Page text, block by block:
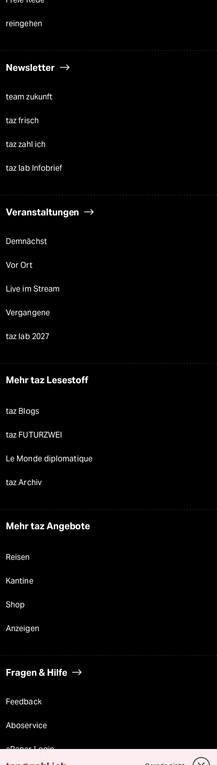
reingehen
Newsletter
team zukunft
taz frisch
taz zahl ich
taz lab Infobrief
Veranstaltungen
Demnächst
Vor Ort
Live im Stream
Vergangene
taz lab 2027
Mehr taz Lesestoff
taz Blogs
taz FUTURZWEI
Le Monde diplomatique
taz Archiv
Mehr taz Angebote
Reisen
Kantine
Shop
Anzeigen
Fragen & Hilfe
Feedback
Aboservice
ePaper Login